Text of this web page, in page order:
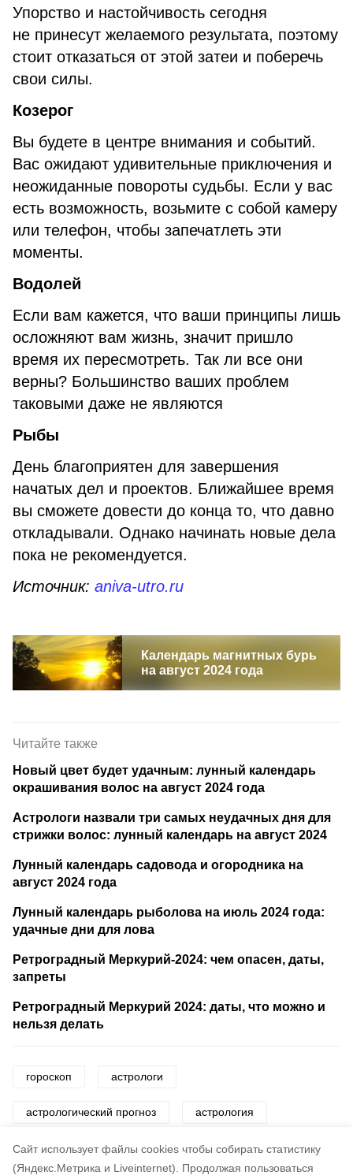
Cайт использует файлы cookies чтобы собирать статистику
(Яндекс.Метрика и Liveinternet).
Продолжая пользоваться
Упорство и настойчивость сегодня
не принесут желаемого результата, поэтому
стоит отказаться от этой затеи и поберечь
свои силы.
Козерог
Вы будете в центре внимания и событий.
Вас ожидают удивительные приключения и
неожиданные повороты судьбы. Если у вас
есть возможность, возьмите с собой камеру
или телефон, чтобы запечатлеть эти
моменты.
Водолей
Если вам кажется, что ваши принципы лишь
осложняют вам жизнь, значит пришло
время их пересмотреть. Так ли все они
верны? Большинство ваших проблем
таковыми даже не являются
Рыбы
День благоприятен для завершения
начатых дел и проектов. Ближайшее время
вы сможете довести до конца то, что давно
откладывали. Однако начинать новые дела
пока не рекомендуется.
Источник: aniva-utro.ru
Календарь магнитных бурь
на август 2024 года
Читайте также
Новый цвет будет удачным: лунный календарь
окрашивания волос на август 2024 года
Астрологи назвали три самых неудачных дня для
стрижки волос: лунный календарь на август 2024
Лунный календарь садовода и огородника на
август 2024 года
Лунный календарь рыболова на июль 2024 года:
удачные дни для лова
Ретроградный Меркурий-2024: чем опасен, даты,
запреты
Ретроградный Меркурий 2024: даты, что можно и
нельзя делать
гороскоп астрологи
астрологический прогноз астрология
астрономия знаки знаки зодиака